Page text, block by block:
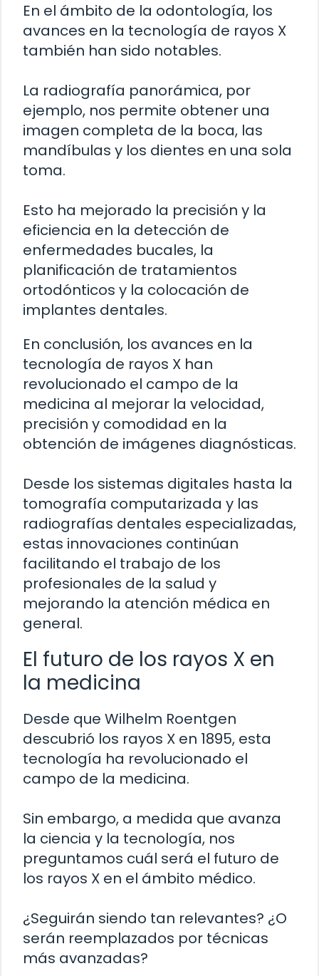
En el ámbito de la odontología, los
avances en la tecnología de rayos X
también han sido notables.
La radiografía panorámica, por
ejemplo, nos permite obtener una
imagen completa de la boca, las
mandíbulas y los dientes en una sola
toma.
Esto ha mejorado la precisión y la
eficiencia en la detección de
enfermedades bucales, la
planificación de tratamientos
ortodónticos y la colocación de
implantes dentales.
En conclusión, los avances en la
tecnología de rayos X han
revolucionado el campo de la
medicina al mejorar la velocidad,
precisión y comodidad en la
obtención de imágenes diagnósticas.
Desde los sistemas digitales hasta la
tomografía computarizada y las
radiografías dentales especializadas,
estas innovaciones continúan
facilitando el trabajo de los
profesionales de la salud y
mejorando la atención médica en
general.
El futuro de los rayos X en
la medicina
Desde que Wilhelm Roentgen
descubrió los rayos X en 1895, esta
tecnología ha revolucionado el
campo de la medicina.
Sin embargo, a medida que avanza
la ciencia y la tecnología, nos
preguntamos cuál será el futuro de
los rayos X en el ámbito médico.
¿Seguirán siendo tan relevantes? ¿O
serán reemplazados por técnicas
más avanzadas?